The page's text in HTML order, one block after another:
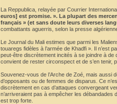
La Reppublica, relayée par Courrier
euros] est promise. ». La plupart des
français » (et sans doute leurs diverses
combattants aguerris, selon la presse
Le Journal du Mali estimes que parmi les
touaregs fidèles à l’armée de Khadfi ». Il n’est
peut-être discrètement incités à se joindre à
convient de rester circonspect et de s’en tenir,
Souvenez-vous de l’Arche de Zoé, mais aussi
d’opposants ou de femmes de disparus. Ce
discrètement en cas d’attaques convergeant
n’arriveraient pas à empêcher les
est trop forte.